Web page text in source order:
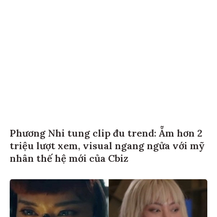
Phương Nhi tung clip đu trend: Ẵm hơn 2
triệu lượt xem, visual ngang ngửa với mỹ
nhân thế hệ mới của Cbiz